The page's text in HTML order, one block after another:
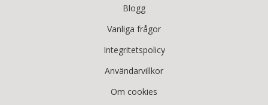
Blogg
Vanliga frågor
Integritetspolicy
Användarvillkor
Om cookies